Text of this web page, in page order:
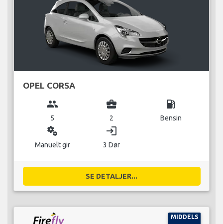
OPEL CORSA
group
5
business_center
2
local_gas_station
Bensin
miscellaneous_services
Manuelt gir
login
3 Dør
SE DETALJER...
MIDDELS